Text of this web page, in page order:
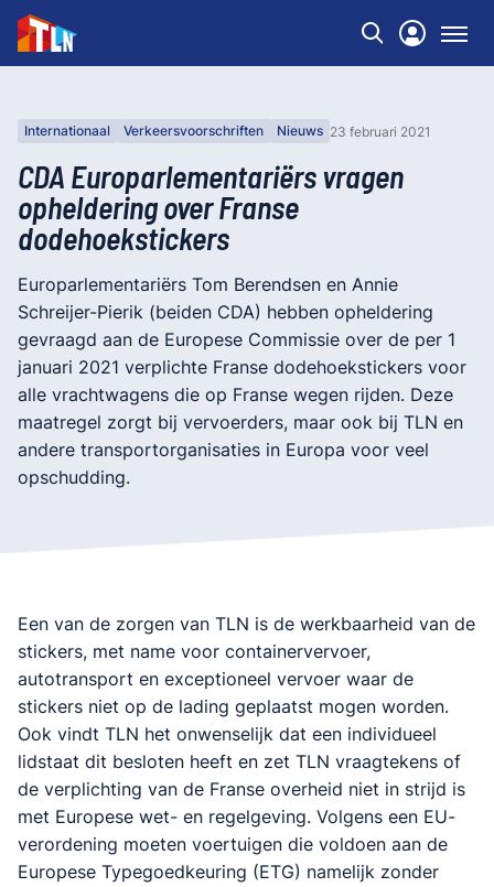
Internationaal Verkeersvoorschriften Nieuws 23 februari 2021
CDA Europarlementariërs vragen
opheldering over Franse
dodehoekstickers
Europarlementariërs Tom Berendsen en Annie
Schreijer-Pierik (beiden CDA) hebben opheldering
gevraagd aan de Europese Commissie over de per 1
januari 2021 verplichte Franse dodehoekstickers voor
alle vrachtwagens die op Franse wegen rijden. Deze
maatregel zorgt bij vervoerders, maar ook bij TLN en
andere transportorganisaties in Europa voor veel
opschudding.
Een van de zorgen van TLN is de werkbaarheid van de
stickers, met name voor containervervoer,
autotransport en exceptioneel vervoer waar de
stickers niet op de lading geplaatst mogen worden.
Ook vindt TLN het onwenselijk dat een individueel
lidstaat dit besloten heeft en zet TLN vraagtekens of
de verplichting van de Franse overheid niet in strijd is
met Europese wet- en regelgeving. Volgens een EU-
verordening moeten voertuigen die voldoen aan de
Europese Typegoedkeuring (ETG) namelijk zonder